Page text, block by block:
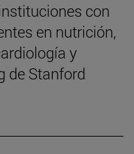
con
en nutrición,
y
de Stanford